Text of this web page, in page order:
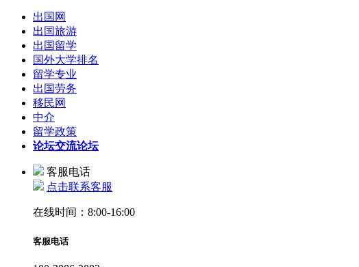
出国网
出国旅游
出国留学
国外大学排名
留学专业
出国劳务
移民网
中介
留学政策
论坛交流论坛
客服电话
点击联系客服
在线时间：8:00-16:00
客服电话